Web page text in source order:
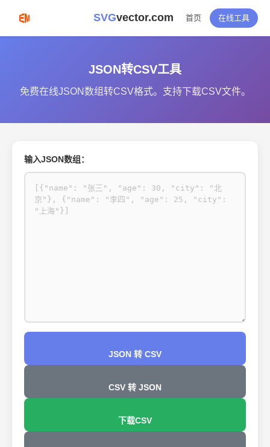
SVGvector.com 首页 在线工具
JSON转CSV工具
免费在线JSON数组转CSV格式。支持下载CSV文件。
输入JSON数组：
JSON 转 CSV
CSV 转 JSON
下载CSV